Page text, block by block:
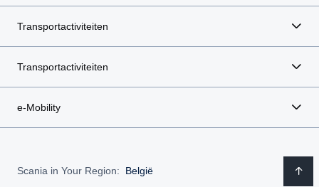
Transportactiviteiten
Transportactiviteiten
e-Mobility
Scania in Your Region: België